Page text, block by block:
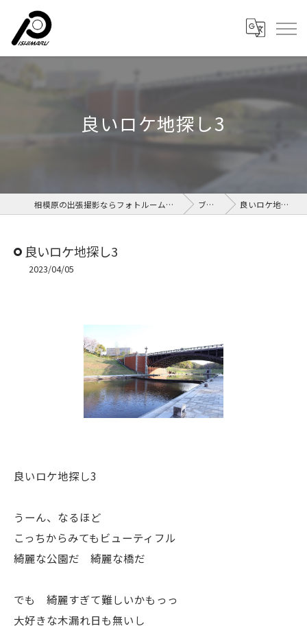
良いロケ地探し3
相模原の出張撮影ならフォトルームイシマル ブログ 良いロケ地探し3
良いロケ地探し3
2023/04/05
良いロケ地探し3
うーん、なるほど
こっちからみてもビューティフル
綺麗な公園だ 綺麗な橋だ
でも 綺麗すぎて難しいかもっっ
大好きな木漏れ日も無いし